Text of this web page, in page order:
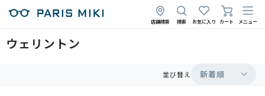
店舗検索 検索 お気に入り カート メニュー
ウェリントン
並び替え 新着順